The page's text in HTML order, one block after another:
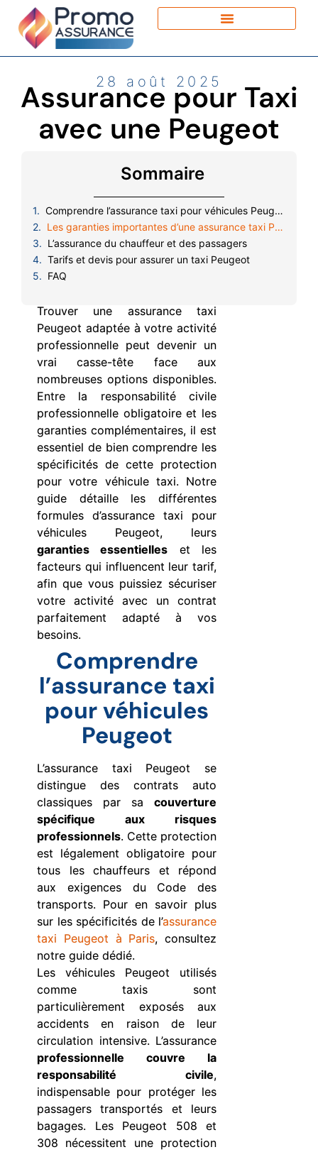
28 août 2025
Assurance pour Taxi
avec une Peugeot
Sommaire
Comprendre l’assurance taxi pour véhicules Peugeot
Les garanties importantes d’une assurance taxi Peugeot
L’assurance du chauffeur et des passagers
Tarifs et devis pour assurer un taxi Peugeot
FAQ
Trouver une assurance taxi
Peugeot adaptée à votre activité
professionnelle peut devenir un
vrai casse-tête face aux
nombreuses options disponibles.
Entre la responsabilité civile
professionnelle obligatoire et les
garanties complémentaires, il est
essentiel de bien comprendre les
spécificités de cette protection
pour votre véhicule taxi. Notre
guide détaille les différentes
formules d’assurance taxi pour
véhicules Peugeot, leurs
garanties essentielles et les
facteurs qui influencent leur tarif,
afin que vous puissiez sécuriser
votre activité avec un contrat
parfaitement adapté à vos
besoins.
Comprendre
l’assurance taxi
pour véhicules
Peugeot
L’assurance taxi Peugeot se
distingue des contrats auto
classiques par sa couverture
spécifique aux risques
professionnels. Cette protection
est légalement obligatoire pour
tous les chauffeurs et répond
aux exigences du Code des
transports. Pour en savoir plus
sur les spécificités de l’assurance
taxi Peugeot à Paris, consultez
notre guide dédié.
Les véhicules Peugeot utilisés
comme taxis sont
particulièrement exposés aux
accidents en raison de leur
circulation intensive. L’assurance
professionnelle couvre la
responsabilité civile,
indispensable pour protéger les
passagers transportés et leurs
bagages. Les Peugeot 508 et
308 nécessitent une protection